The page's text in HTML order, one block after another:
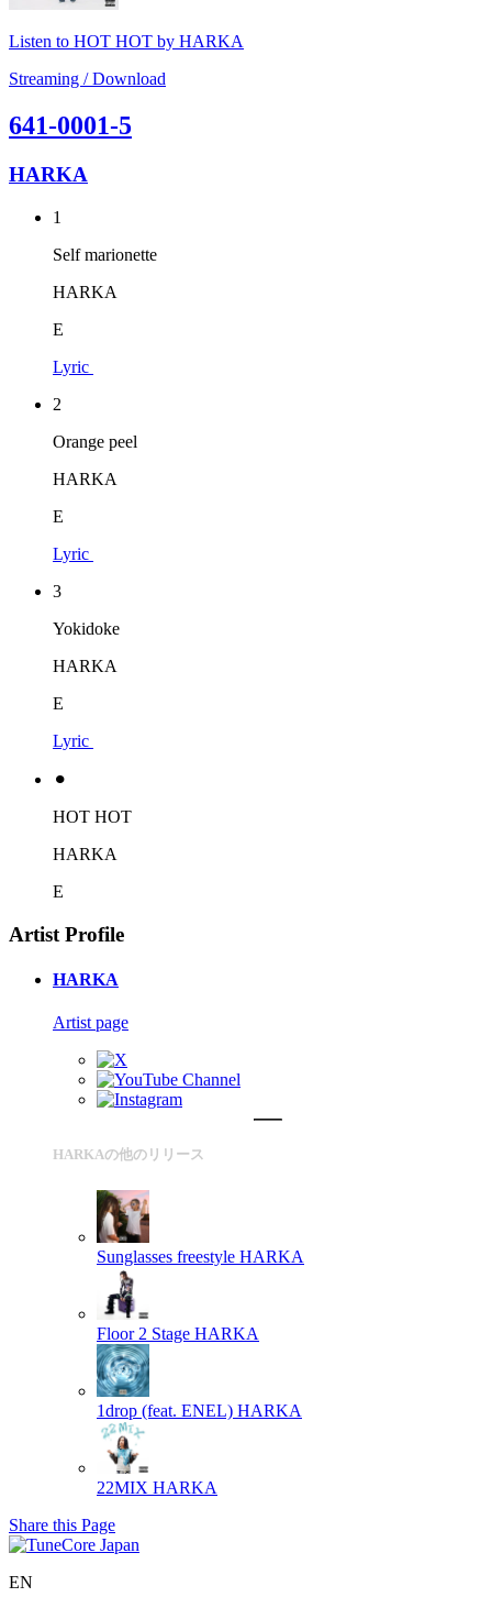
Listen to HOT HOT by HARKA
Streaming / Download
641-0001-5
HARKA
1
Self marionette
HARKA
E
Lyric
2
Orange peel
HARKA
E
Lyric
3
Yokidoke
HARKA
E
Lyric
⚫︎
HOT HOT
HARKA
E
Artist Profile
HARKA
Artist page
HARKAの他のリリース
Sunglasses freestyle HARKA
Floor 2 Stage HARKA
1drop (feat. ENEL) HARKA
22MIX HARKA
Share this Page
EN